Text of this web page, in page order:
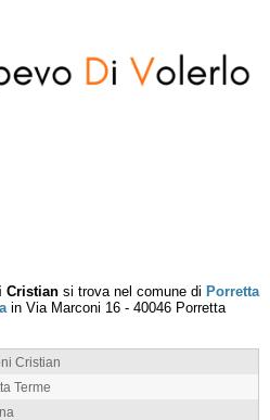
Cristian si trova nel comune di Porretta
in Via Marconi 16 - 40046 Porretta
Cristian
Terme